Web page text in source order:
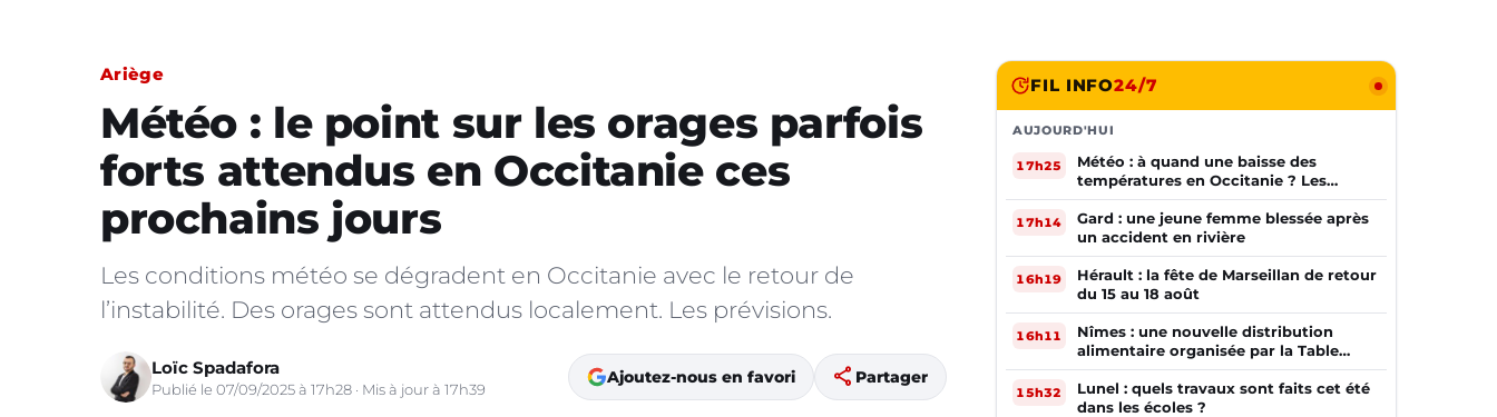
Ariège
Météo : le point sur les orages parfois
forts attendus en Occitanie ces
prochains jours
Les conditions météo se dégradent en Occitanie avec le retour de
l’instabilité. Des orages sont attendus localement. Les prévisions.
Loïc Spadafora
Publié le 07/09/2025 à 17h28 · Mis à jour à 17h39
Ajoutez-nous en favori share Partager
FIL INFO24/7
AUJOURD'HUI
17h25
Météo : à quand une baisse des
températures en Occitanie ? Les
prévisions
17h14
Gard : une jeune femme blessée après
un accident en rivière
16h19
Hérault : la fête de Marseillan de retour
du 15 au 18 août
16h11
Nîmes : une nouvelle distribution
alimentaire organisée par la Table
Ouverte
15h32
Lunel : quels travaux sont faits cet été
dans les écoles ?